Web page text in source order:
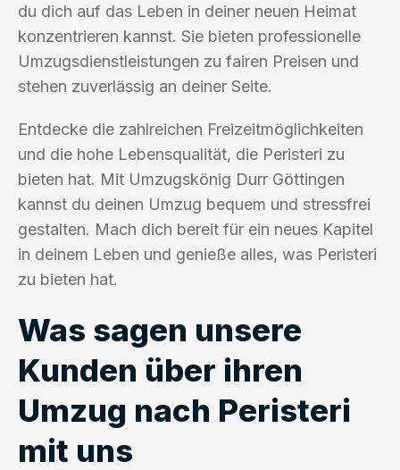
du dich auf das Leben in deiner neuen Heimat
konzentrieren kannst. Sie bieten professionelle
Umzugsdienstleistungen zu fairen Preisen und
stehen zuverlässig an deiner Seite.
Entdecke die zahlreichen Freizeitmöglichkeiten
und die hohe Lebensqualität, die Peristeri zu
bieten hat. Mit Umzugskönig Durr Göttingen
kannst du deinen Umzug bequem und stressfrei
gestalten. Mach dich bereit für ein neues Kapitel
in deinem Leben und genieße alles, was Peristeri
zu bieten hat.
Was sagen unsere
Kunden über ihren
Umzug nach Peristeri
mit uns